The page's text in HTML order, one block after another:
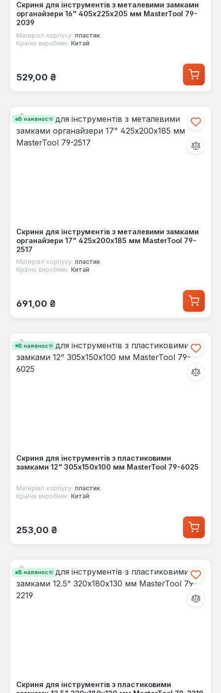
Скриня для інструментів з металевими замками
органайзери 16" 405х225х205 мм MasterTool 79-
2039
Матеріал корпусу: пластик
Країна виробник: Китай
Звичайна ціна:
529,00 ₴
В наявності
Скриня для інструментів з металевими замками
органайзери 17" 425х200х185 мм MasterTool 79-
2517
Матеріал корпусу: пластик
Країна виробник: Китай
Звичайна ціна:
691,00 ₴
В наявності
Скриня для інструментів з пластиковими
замками 12" 305х150х100 мм MasterTool 79-6025
Матеріал корпусу: пластик
Країна виробник: Китай
Звичайна ціна:
253,00 ₴
В наявності
Скриня для інструментів з пластиковими